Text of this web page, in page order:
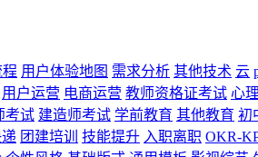
用户体验地图 需求分析 其他技术 云
用户运营 电商运营 教师资格证考试 心
考试 建造师考试 学前教育 其他教育 初
团建培训 技能提升 入职离职 OKR-